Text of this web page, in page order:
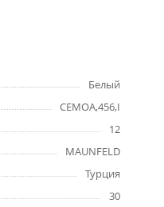
Белый
CEMOA,456,I
12
MAUNFELD
Турция
30